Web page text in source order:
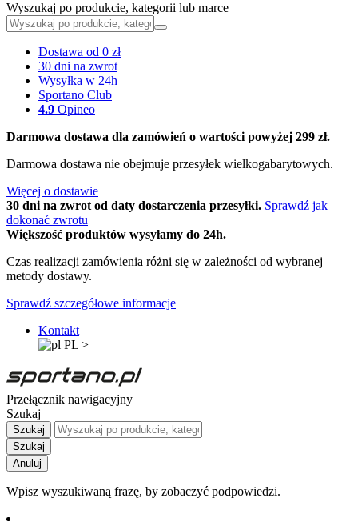
Wyszukaj po produkcie, kategorii lub marce
Dostawa od 0 zł
30 dni na zwrot
Wysyłka w 24h
Sportano Club
4.9 Opineo
Darmowa dostawa dla zamówień o wartości powyżej 299 zł.
Darmowa dostawa nie obejmuje przesyłek wielkogabarytowych.
Więcej o dostawie
30 dni na zwrot od daty dostarczenia przesyłki. Sprawdź jak
dokonać zwrotu
Większość produktów wysyłamy do 24h.
Czas realizacji zamówienia różni się w zależności od wybranej
metody dostawy.
Sprawdź szczegółowe informacje
Kontakt
PL >
Przełącznik nawigacyjny
Szukaj
Szukaj
Szukaj
Anuluj
Wpisz wyszukiwaną frazę, by zobaczyć podpowiedzi.